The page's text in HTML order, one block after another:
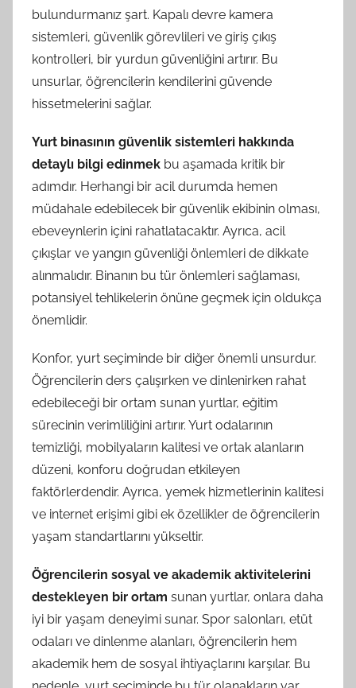
bulundurmanız şart. Kapalı devre kamera
sistemleri, güvenlik görevlileri ve giriş çıkış
kontrolleri, bir yurdun güvenliğini artırır. Bu
unsurlar, öğrencilerin kendilerini güvende
hissetmelerini sağlar.
Yurt binasının güvenlik sistemleri hakkında
detaylı bilgi edinmek bu aşamada kritik bir
adımdır. Herhangi bir acil durumda hemen
müdahale edebilecek bir güvenlik ekibinin olması,
ebeveynlerin içini rahatlatacaktır. Ayrıca, acil
çıkışlar ve yangın güvenliği önlemleri de dikkate
alınmalıdır. Binanın bu tür önlemleri sağlaması,
potansiyel tehlikelerin önüne geçmek için oldukça
önemlidir.
Konfor, yurt seçiminde bir diğer önemli unsurdur.
Öğrencilerin ders çalışırken ve dinlenirken rahat
edebileceği bir ortam sunan yurtlar, eğitim
sürecinin verimliliğini artırır. Yurt odalarının
temizliği, mobilyaların kalitesi ve ortak alanların
düzeni, konforu doğrudan etkileyen
faktörlerdendir. Ayrıca, yemek hizmetlerinin kalitesi
ve internet erişimi gibi ek özellikler de öğrencilerin
yaşam standartlarını yükseltir.
Öğrencilerin sosyal ve akademik aktivitelerini
destekleyen bir ortam sunan yurtlar, onlara daha
iyi bir yaşam deneyimi sunar. Spor salonları, etüt
odaları ve dinlenme alanları, öğrencilerin hem
akademik hem de sosyal ihtiyaçlarını karşılar. Bu